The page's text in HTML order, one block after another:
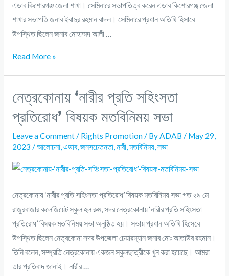
এডাব কিশোরগঞ্জ জেলা শাখা। সেমিনারে সভাপতিত্ব করেন এডাব কিশোরগঞ্জ জেলা
শাখার সভাপতি জনাব ইবাদুর রহমান বাদল। সেমিনারে প্রধান অতিথি হিসাবে
উপস্থিত ছিলেন জনাব মোহাম্মদ আলী …
Read More »
নেত্রকোনায় ‘নারীর প্রতি সহিংসতা
প্রতিরোধ’ বিষয়ক মতবিনিময় সভা
Leave a Comment/ Rights Promotion/ ByADAB / May 29,
2023 /আলোচনা,এডাব,জনসচেতনতা,নারী,মতবিনিময়,সভা
নেত্রকোনায় ‘নারীর প্রতি সহিংসতা প্রতিরোধ’ বিষয়ক মতবিনিময় সভা গত ২৯ মে
রাজুরবাজার কলেজিয়েট স্কুল হল রুম, সদর নেত্রকোনায় ‘নারীর প্রতি সহিংসতা
প্রতিরোধ’ বিষয়ক মতবিনিময় সভা অনুষ্ঠিত হয়। সভায় প্রধান অতিথি হিসেবে
উপস্থিত ছিলেন নেত্রকোনা সদর উপজেলা চেয়ারম্যান জনাব মোঃ আতাউর রহমান।
তিনি বলেন, সম্প্রতি নেত্রকোনায় একজন স্কুলছাত্রীকে খুন করা হয়েছে। আমরা
তার প্রতিবাদ জানাই। নারীর …